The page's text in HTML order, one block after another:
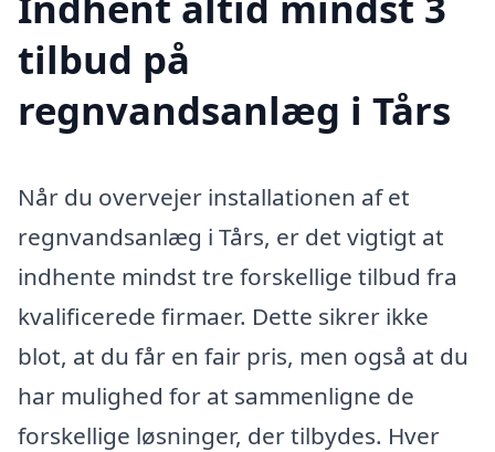
tilbud på
regnvandsanlæg i Tårs
Når du overvejer installationen af et
regnvandsanlæg i Tårs, er det vigtigt at
indhente mindst tre forskellige tilbud fra
kvalificerede firmaer. Dette sikrer ikke
blot, at du får en fair pris, men også at du
har mulighed for at sammenligne de
forskellige løsninger, der tilbydes. Hver